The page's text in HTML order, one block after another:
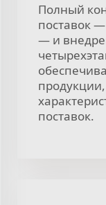
Полный
поставок
— и
поставок.